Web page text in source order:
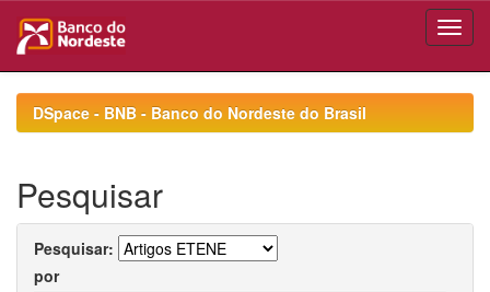
navigationDSpace - BNB - Banco do Nordeste do Brasil
Pesquisar
Pesquisar:
por